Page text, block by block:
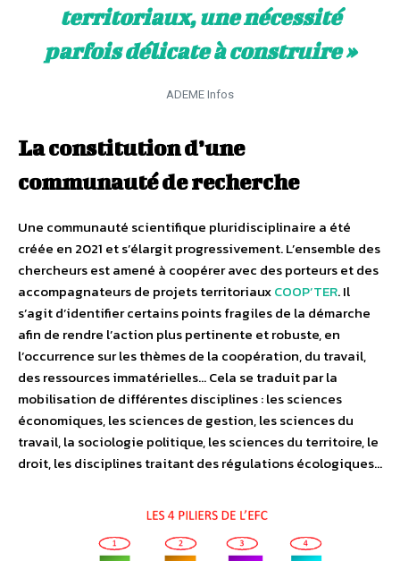
territoriaux, une nécessité
parfois délicate à construire »
ADEME Infos
La constitution d’une
communauté de recherche
Une communauté scientifique pluridisciplinaire a été
créée en 2021 et s’élargit progressivement. L’ensemble des
chercheurs est amené à coopérer avec des porteurs et des
accompagnateurs de projets territoriauxCOOP’TER. Il
s’agit d’identifier certains points fragiles de la démarche
afin de rendre l’action plus pertinente et robuste, en
l’occurrence sur les thèmes de la coopération, du travail,
des ressources immatérielles… Cela se traduit par la
mobilisation de différentes disciplines : les sciences
économiques, les sciences de gestion, les sciences du
travail, la sociologie politique, les sciences du territoire, le
droit, les disciplines traitant des régulations écologiques…